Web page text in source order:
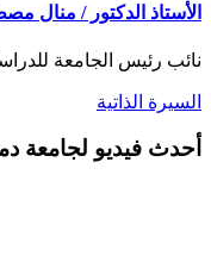
الأستاذ الدكتور / منال
نائب رئيس الجامعة
السيرة الذاتية
أحدث فيديو لجامعة